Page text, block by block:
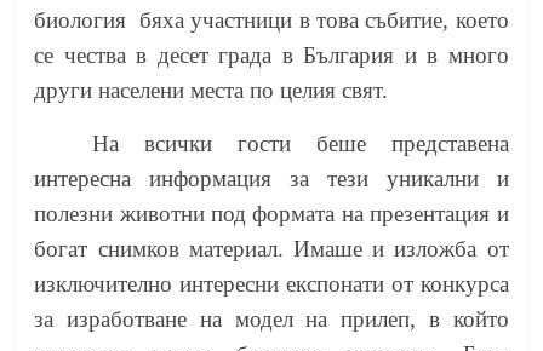
биология бяха участници в това събитие, което
се чества в десет града в България и в много
други населени места по целия свят.
На всички гости беше представена
интересна информация за тези уникални и
полезни животни под формата на презентация и
богат снимков материал. Имаше и изложба от
изключително интересни експонати от конкурса
за изработване на модел на прилеп, в който